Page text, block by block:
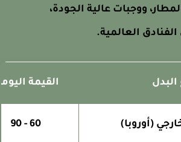
ووجبات عالية الجودة،
العالمية.
القيمة اليومية
(أوروبا) 60 - 90